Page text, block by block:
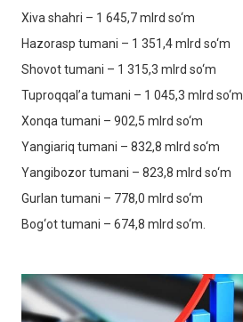
Xiva shahri – 1 645,7 mlrd so‘m
Hazorasp tumani – 1 351,4 mlrd so‘m
Shovot tumani – 1 315,3 mlrd so‘m
Tuproqqal’a tumani – 1 045,3 mlrd so‘m
Xonqa tumani – 902,5 mlrd so‘m
Yangiariq tumani – 832,8 mlrd so‘m
Yangibozor tumani – 823,8 mlrd so‘m
Gurlan tumani – 778,0 mlrd so‘m
Bog‘ot tumani – 674,8 mlrd so‘m.